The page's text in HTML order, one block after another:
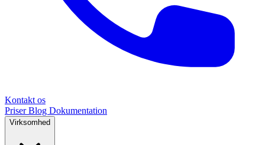
Kontakt os
PriserBlog Dokumentation
Virksomhed